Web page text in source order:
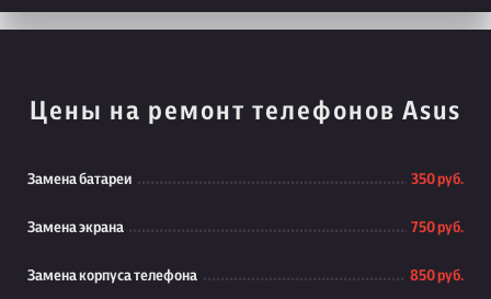
Цены на ремонт телефонов Asus
Замена батареи 350 руб.
Замена экрана 750 руб.
Замена корпуса телефона 850 руб.